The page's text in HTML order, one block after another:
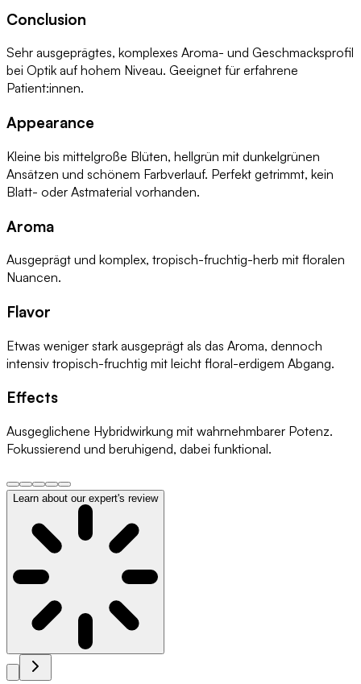
Conclusion
Sehr ausgeprägtes, komplexes Aroma- und Geschmacksprofil
bei Optik auf hohem Niveau. Geeignet für erfahrene
Patient:innen.
Appearance
Kleine bis mittelgroße Blüten, hellgrün mit dunkelgrünen
Ansätzen und schönem Farbverlauf. Perfekt getrimmt, kein
Blatt- oder Astmaterial vorhanden.
Aroma
Ausgeprägt und komplex, tropisch-fruchtig-herb mit floralen
Nuancen.
Flavor
Etwas weniger stark ausgeprägt als das Aroma, dennoch
intensiv tropisch-fruchtig mit leicht floral-erdigem Abgang.
Effects
Ausgeglichene Hybridwirkung mit wahrnehmbarer Potenz.
Fokussierend und beruhigend, dabei funktional.
Learn about our expert's review